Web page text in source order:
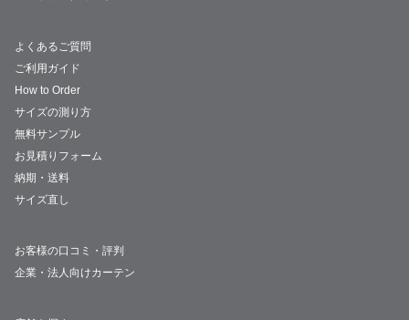
よくあるご質問
ご利用ガイド
How to Order
サイズの測り方
無料サンプル
お見積りフォーム
納期・送料
サイズ直し
お客様の口コミ・評判
企業・法人向けカーテン